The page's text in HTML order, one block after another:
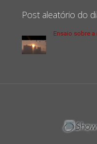
Post aleatório do
Ensaio sobre a